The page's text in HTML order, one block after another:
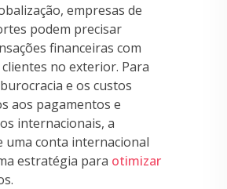
empresas de
podem precisar
financeiras com
no exterior. Para
e os custos
aos pagamentos e
internacionais, a
uma conta internacional
estratégia para otimizar